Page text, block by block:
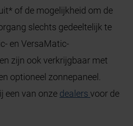
of de mogelijkheid om de
slechts gedeeltelijk te
en VersaMatic-
zijn ook verkrijgbaar met
optioneel zonnepaneel.
een van onze dealersvoor de